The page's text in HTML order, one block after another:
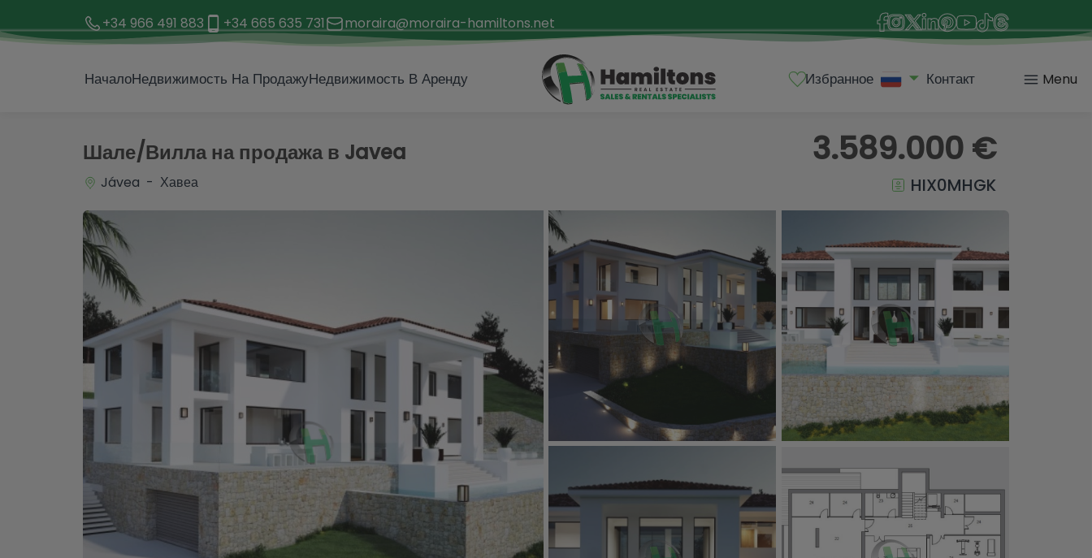
+34 966 491 883 +34 665 635 731 moraira@moraira-hamiltons.net
НачалоНедвижимость На ПродажуНедвижимость В Аренду Избранное Контакт Menu
Шале/Вилла на продажа в Javea 3.589.000 €
Jávea - Хавеа HIX0MHGK
1 / 7